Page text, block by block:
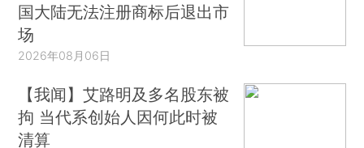
国大陆无法注册商标后退出市
场
2026年08月06日
【我闻】艾路明及多名股东被
拘 当代系创始人因何此时被
清算